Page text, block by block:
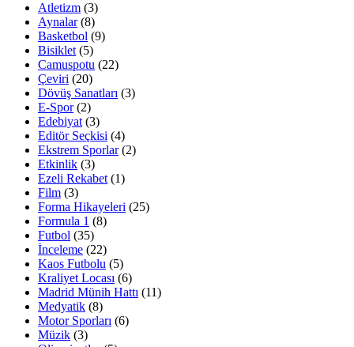
Atletizm (3)
Aynalar(8)
Basketbol (9)
Bisiklet (5)
Camuspotu (22)
Çeviri (20)
Dövüş Sanatları (3)
E-Spor(2)
Edebiyat (3)
Editör Seçkisi (4)
Ekstrem Sporlar(2)
Etkinlik (3)
Ezeli Rekabet (1)
Film (3)
Forma Hikayeleri (25)
Formula 1 (8)
Futbol (35)
İnceleme (22)
Kaos Futbolu (5)
Kraliyet Locası (6)
Madrid Münih Hattı (11)
Medyatik (8)
Motor Sporları (6)
Müzik (3)